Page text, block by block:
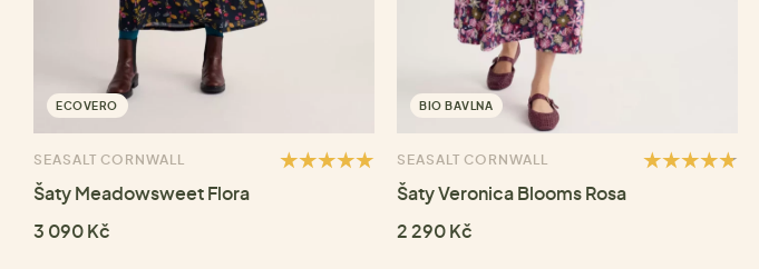
ECOVERO
SEASALT CORNWALL
Šaty Meadowsweet Flora
3 090 Kč
BIO BAVLNA
SEASALT CORNWALL
Šaty Veronica Blooms Rosa
2 290 Kč